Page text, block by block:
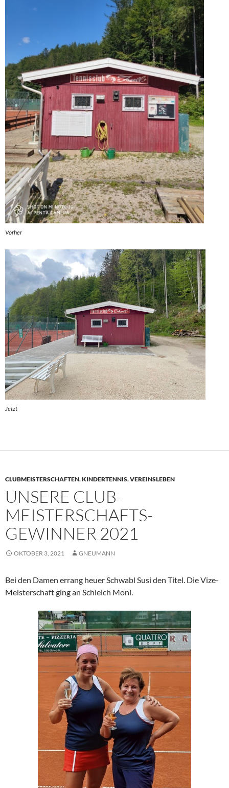
Vorher
Jetzt
CLUBMEISTERSCHAFTEN,KINDERTENNIS,VEREINSLEBEN
UNSERE CLUB-
MEISTERSCHAFTS-
GEWINNER 2021
OKTOBER 3, 2021 GNEUMANN
Bei den Damen errang heuer Schwabl Susi den Titel. Die Vize-
Meisterschaft ging an Schleich Moni.